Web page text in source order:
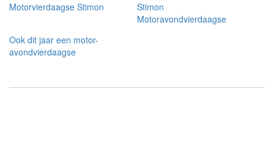
Motorvierdaagse Stimon
Stimon
Motoravondvierdaagse
Ook dit jaar een motor-
avondvierdaagse